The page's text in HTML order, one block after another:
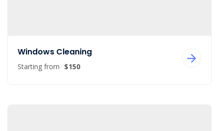
Windows Cleaning
Starting from $150